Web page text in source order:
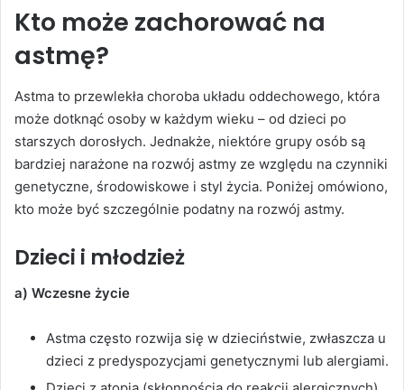
Kto może zachorować na
astmę?
Astma to przewlekła choroba układu oddechowego, która
może dotknąć osoby w każdym wieku – od dzieci po
starszych dorosłych. Jednakże, niektóre grupy osób są
bardziej narażone na rozwój astmy ze względu na czynniki
genetyczne, środowiskowe i styl życia. Poniżej omówiono,
kto może być szczególnie podatny na rozwój astmy.
Dzieci i młodzież
a) Wczesne życie
Astma często rozwija się w dzieciństwie, zwłaszcza u
dzieci z predyspozycjami genetycznymi lub alergiami.